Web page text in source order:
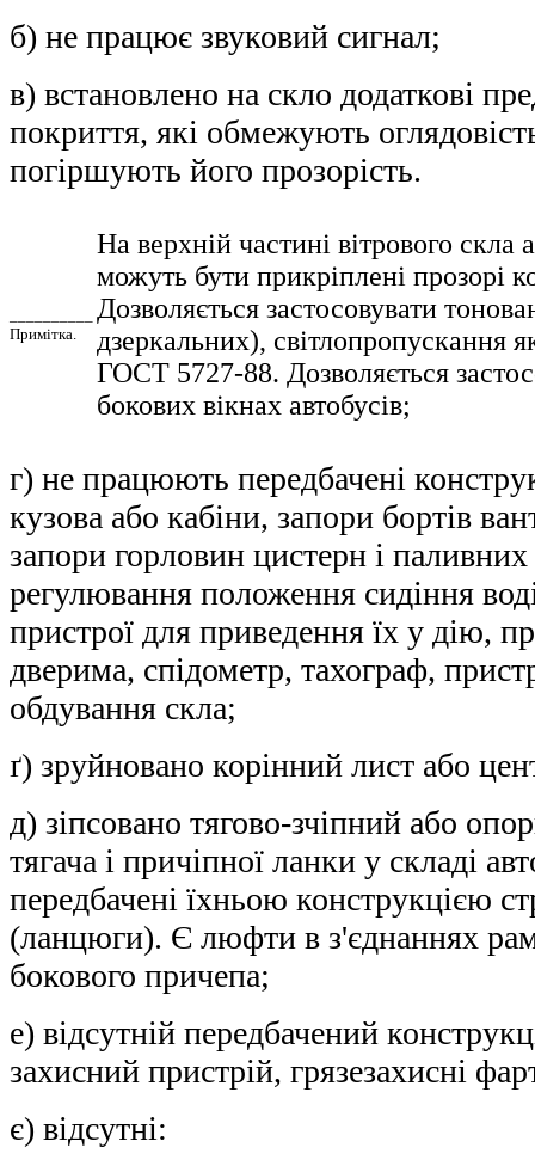
б) не працює звуковий сигнал;
в) встановлено на скло додаткові
покриття, які обмежують
погіршують його прозорість.
Примітка.
На верхній частині вітрового скла
можуть бути прикріплені прозорі
Дозволяється застосовувати
дзеркальних), світлопропускання
ГОСТ 5727-88. Дозволяється
бокових вікнах автобусів;
г) не працюють передбачені
кузова або кабіни, запори бортів
запори горловин цистерн і паливних
регулювання положення сидіння
пристрої для приведення їх у дію,
дверима, спідометр, тахограф,
обдування скла;
ґ) зруйновано корінний лист або
д) зіпсовано тягово-зчіпний або
тягача і причіпної ланки у складі
передбачені їхньою конструкцією
(ланцюги). Є люфти в з'єднаннях
бокового причепа;
е) відсутній передбачений
захисний пристрій, грязезахисні
є) відсутні: